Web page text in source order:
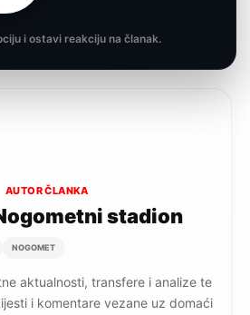
i ostavi reakciju na članak.
AUTOR ČLANKA
stadion
NOGOMET
aktualnosti, transfere i analize te
i komentare vezane uz domaći